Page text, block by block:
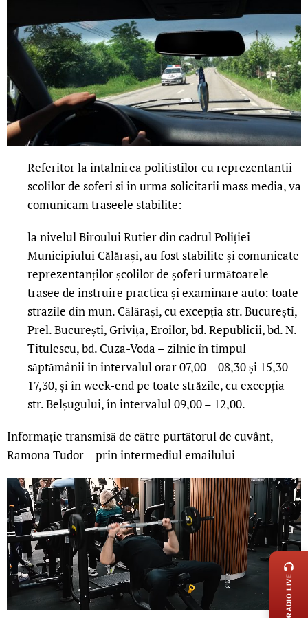
Referitor la intalnirea politistilor cu reprezentantii
scolilor de soferi si in urma solicitarii mass media, va
comunicam traseele stabilite:
la nivelul Biroului Rutier din cadrul Poliției
Municipiului Călărași, au fost stabilite și comunicate
reprezentanților școlilor de șoferi următoarele
trasee de instruire practica și examinare auto: toate
strazile din mun. Călărași, cu excepția str. București,
Prel. București, Grivița, Eroilor, bd. Republicii, bd. N.
Titulescu, bd. Cuza-Voda – zilnic în timpul
săptămânii în intervalul orar 07,00 – 08,30 și 15,30 –
17,30, și în week-end pe toate străzile, cu excepția
str. Belșugului, în intervalul 09,00 – 12,00.
Informație transmisă de către purtătorul de cuvânt,
Ramona Tudor – prin intermediul emailului
LIVE
RADIO LIVE